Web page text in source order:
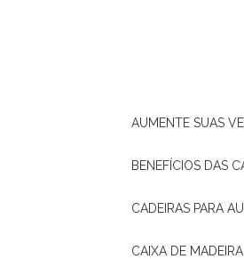
AUMENTE SUAS
BENEFÍCIOS DAS
CADEIRAS PARA
CAIXA DE